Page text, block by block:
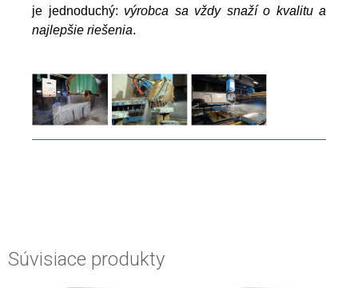
je jednoduchý: výrobca sa vždy snaží o kvalitu a
najlepšie riešenia.
Súvisiace produkty